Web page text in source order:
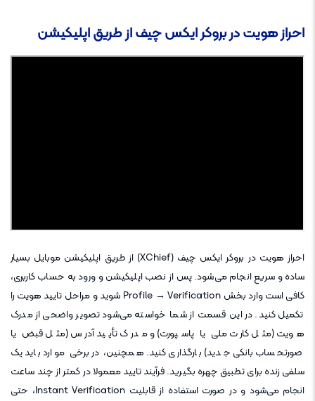
احراز هویت در بروکر ایکس چیف از طریق اپلیکیشن
احراز هویت در بروکر ایکس چیف (XChief) از طریق اپلیکیشن موبایل بسیار
ساده و سریع انجام می‌شود. پس از نصب اپلیکیشن و ورود به حساب کاربری،
کافی است وارد بخش Profile → Verification شوید و مراحل تایید هویت را
تکمیل کنید. در این قسمت از شما خواسته می‌شود تصویر واضحی از مدرک
هویت (مثل کارت ملی یا پاسپورت) و مدرک تأیید آدرس (مثل قبض یا
صورتحساب بانکی جدید) بارگذاری کنید. همچنین، در برخی موارد باید یک
سلفی زنده برای تطبیق چهره بگیرید. فرآیند تایید معمولا در کمتر از چند ساعت
انجام می‌شود و در صورت استفاده از قابلیت Instant Verification، حتی